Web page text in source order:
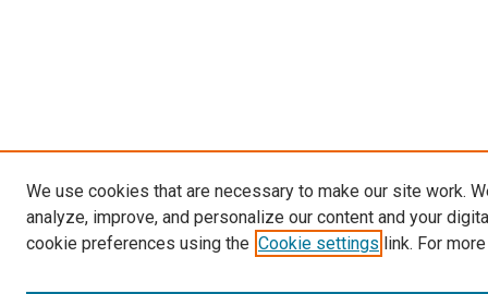
We use cookies that are necessary to make our site work.
analyze, improve, and personalize our content and your
cookie preferences using the Cookie settings link. For